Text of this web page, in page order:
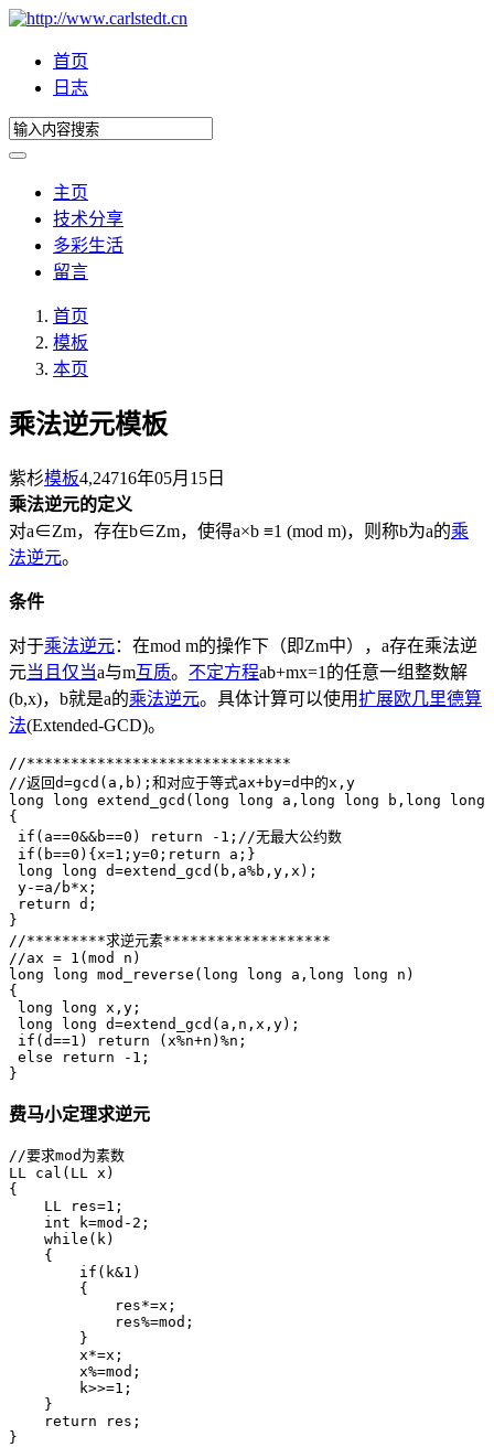
首页
日志
主页
技术分享
多彩生活
留言
首页
模板
本页
乘法逆元模板
紫杉模板4,24716年05月15日
乘法逆元的定义
对a∈Zm，存在b∈Zm，使得a×b ≡1 (mod m)，则称b为a的乘
法逆元。
条件
对于乘法逆元：在mod m的操作下（即Zm中），a存在乘法逆
元当且仅当a与m互质。 不定方程ab+mx=1的任意一组整数解
(b,x)，b就是a的乘法逆元。具体计算可以使用扩展欧几里德算
法(Extended-GCD)。
//******************************
//返回d=gcd(a,b);和对应于等式ax+by=d中的x,y
long long extend_gcd(long long a,long long b,long long
{
if(a==0&&b==0) return -1;//无最大公约数
if(b==0){x=1;y=0;return a;}
long long d=extend_gcd(b,a%b,y,x);
y-=a/b*x;
return d;
}
//*********求逆元素*******************
//ax = 1(mod n)
long long mod_reverse(long long a,long long n)
{
long long x,y;
long long d=extend_gcd(a,n,x,y);
if(d==1) return (x%n+n)%n;
else return -1;
}
费马小定理求逆元
//要求mod为素数
LL cal(LL x)
{
    LL res=1;
    int k=mod-2;
    while(k)
    {
        if(k&1)
        {
            res*=x;
            res%=mod;
        }
        x*=x;
        x%=mod;
        k>>=1;
    }
    return res;
}